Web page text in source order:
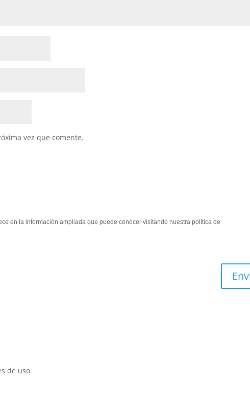
vez que comente.
en la información ampliada que puede conocer visitando nuestra política de
de uso